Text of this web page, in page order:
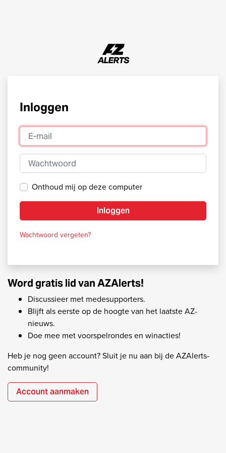
Inloggen
E-mail
Wachtwoord
Onthoud mij op deze computer
Inloggen
Wachtwoord vergeten?
Word gratis lid van AZAlerts!
Discussieer met medesupporters.
Blijft als eerste op de hoogte van het laatste AZ-
nieuws.
Doe mee met voorspelrondes en winacties!
Heb je nog geen account? Sluit je nu aan bij de AZAlerts-
community!
Account aanmaken